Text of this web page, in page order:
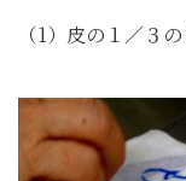
（1）皮の１／３